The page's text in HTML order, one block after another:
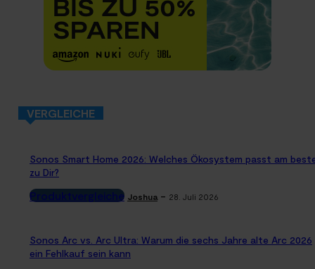
VERGLEICHE
Sonos Smart Home 2026: Welches Ökosystem passt am
zu Dir?
Produktvergleiche Joshua - 28. Juli 2026
Sonos Arc vs. Arc Ultra: Warum die sechs Jahre alte Arc 2026
ein Fehlkauf sein kann